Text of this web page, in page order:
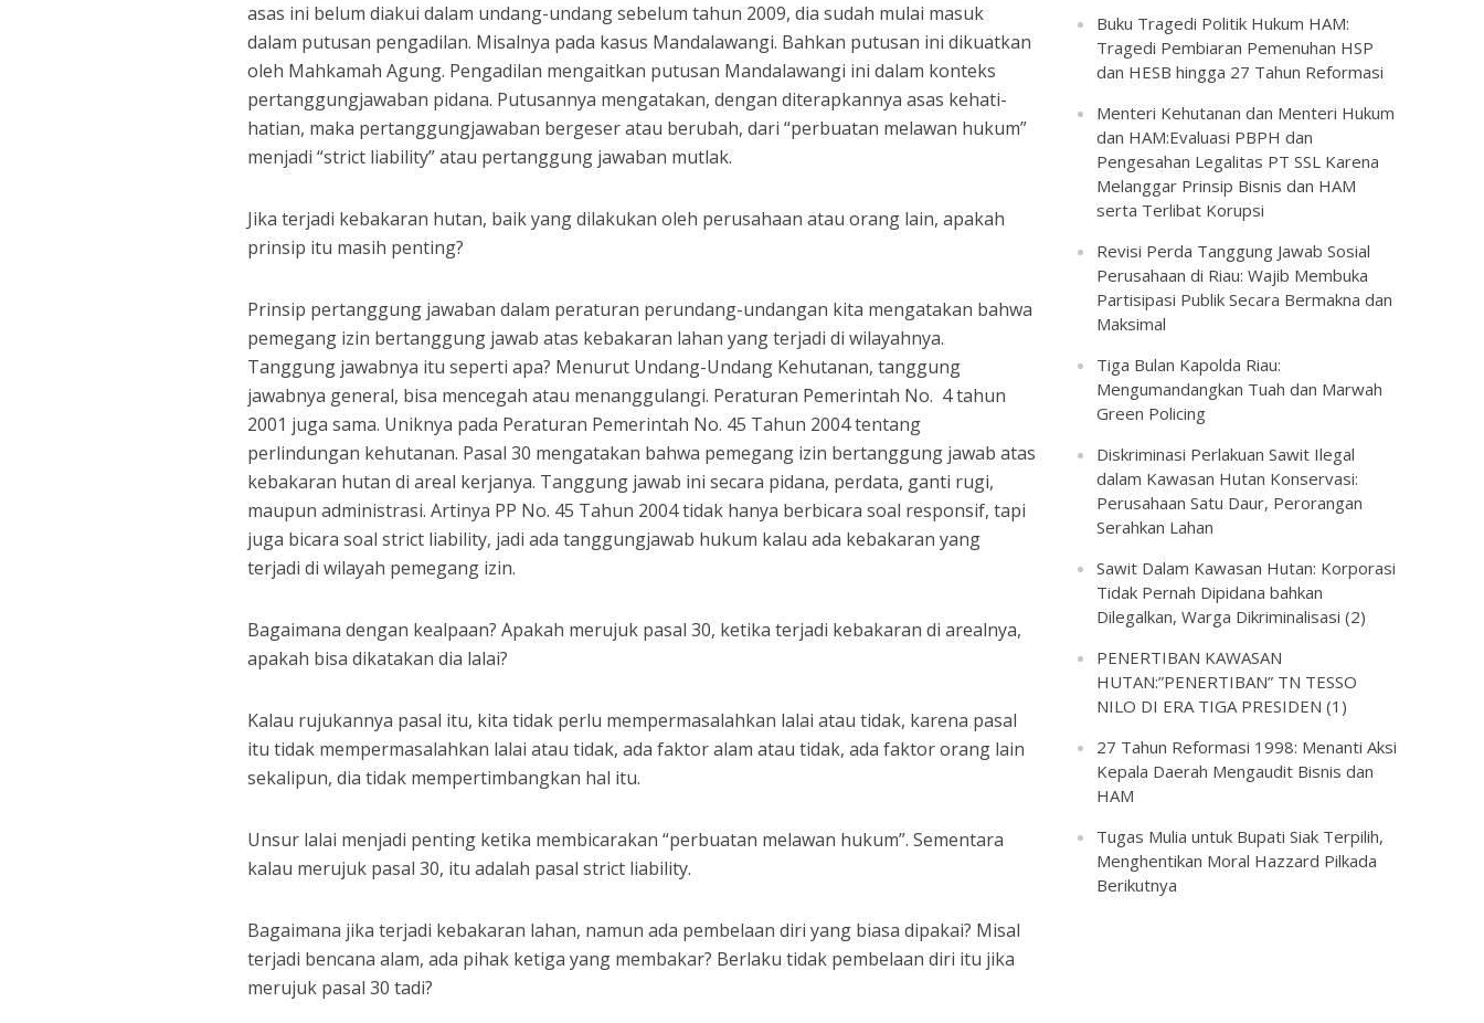
asas ini belum diakui dalam undang-undang sebelum tahun 2009, dia sudah mulai masuk
dalam putusan pengadilan. Misalnya pada kasus Mandalawangi. Bahkan putusan ini dikuatkan
oleh Mahkamah Agung. Pengadilan mengaitkan putusan Mandalawangi ini dalam konteks
pertanggungjawaban pidana. Putusannya mengatakan, dengan diterapkannya asas kehati-
hatian, maka pertanggungjawaban bergeser atau berubah, dari “perbuatan melawan hukum”
menjadi “strict liability” atau pertanggung jawaban mutlak.
Jika terjadi kebakaran hutan, baik yang dilakukan oleh perusahaan atau orang lain, apakah
prinsip itu masih penting?
Prinsip pertanggung jawaban dalam peraturan perundang-undangan kita mengatakan bahwa
pemegang izin bertanggung jawab atas kebakaran lahan yang terjadi di wilayahnya.
Tanggung jawabnya itu seperti apa? Menurut Undang-Undang Kehutanan, tanggung
jawabnya general, bisa mencegah atau menanggulangi. Peraturan Pemerintah No. 4 tahun
2001 juga sama. Uniknya pada Peraturan Pemerintah No. 45 Tahun 2004 tentang
perlindungan kehutanan. Pasal 30 mengatakan bahwa pemegang izin bertanggung jawab atas
kebakaran hutan di areal kerjanya. Tanggung jawab ini secara pidana, perdata, ganti rugi,
maupun administrasi. Artinya PP No. 45 Tahun 2004 tidak hanya berbicara soal responsif, tapi
juga bicara soal strict liability, jadi ada tanggungjawab hukum kalau ada kebakaran yang
terjadi di wilayah pemegang izin.
Bagaimana dengan kealpaan? Apakah merujuk pasal 30, ketika terjadi kebakaran di arealnya,
apakah bisa dikatakan dia lalai?
Kalau rujukannya pasal itu, kita tidak perlu mempermasalahkan lalai atau tidak, karena pasal
itu tidak mempermasalahkan lalai atau tidak, ada faktor alam atau tidak, ada faktor orang lain
sekalipun, dia tidak mempertimbangkan hal itu.
Unsur lalai menjadi penting ketika membicarakan “perbuatan melawan hukum”. Sementara
kalau merujuk pasal 30, itu adalah pasal strict liability.
Bagaimana jika terjadi kebakaran lahan, namun ada pembelaan diri yang biasa dipakai? Misal
terjadi bencana alam, ada pihak ketiga yang membakar? Berlaku tidak pembelaan diri itu jika
merujuk pasal 30 tadi?
Buku Tragedi Politik Hukum HAM:
Tragedi Pembiaran Pemenuhan HSP
dan HESB hingga 27 Tahun Reformasi
Menteri Kehutanan dan Menteri Hukum
dan HAM:Evaluasi PBPH dan
Pengesahan Legalitas PT SSL Karena
Melanggar Prinsip Bisnis dan HAM
serta Terlibat Korupsi
Revisi Perda Tanggung Jawab Sosial
Perusahaan di Riau: Wajib Membuka
Partisipasi Publik Secara Bermakna dan
Maksimal
Tiga Bulan Kapolda Riau:
Mengumandangkan Tuah dan Marwah
Green Policing
Diskriminasi Perlakuan Sawit Ilegal
dalam Kawasan Hutan Konservasi:
Perusahaan Satu Daur, Perorangan
Serahkan Lahan
Sawit Dalam Kawasan Hutan: Korporasi
Tidak Pernah Dipidana bahkan
Dilegalkan, Warga Dikriminalisasi (2)
PENERTIBAN KAWASAN
HUTAN:”PENERTIBAN” TN TESSO
NILO DI ERA TIGA PRESIDEN (1)
27 Tahun Reformasi 1998: Menanti Aksi
Kepala Daerah Mengaudit Bisnis dan
HAM
Tugas Mulia untuk Bupati Siak Terpilih,
Menghentikan Moral Hazzard Pilkada
Berikutnya